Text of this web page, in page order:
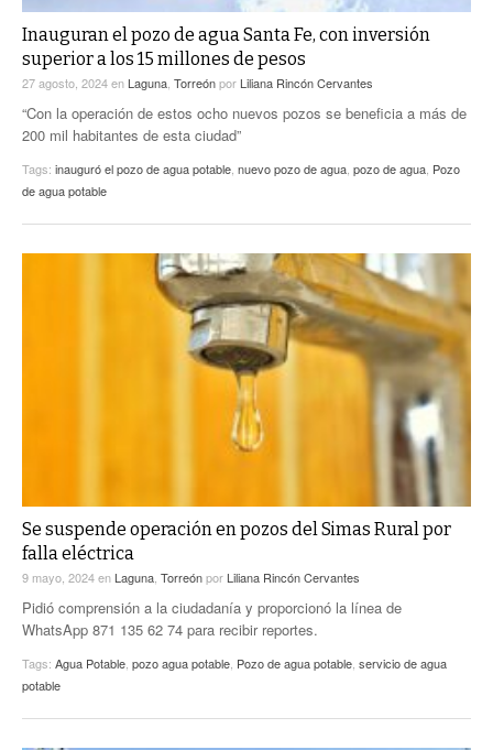
Inauguran el pozo de agua Santa Fe, con inversión
superior a los 15 millones de pesos
27 agosto, 2024en Laguna Torreónpor Liliana Rincón Cervantes
“Con la operación de estos ocho nuevos pozos se beneficia a más de
200 mil habitantes de esta ciudad”
Tags: inauguró el pozo de agua potable nuevo pozo de agua pozo de agua Pozo
de agua potable
Se suspende operación en pozos del Simas Rural por
falla eléctrica
9 mayo, 2024en Laguna, Torreónpor Liliana Rincón Cervantes
Pidió comprensión a la ciudadanía y proporcionó la línea de
WhatsApp 871 135 62 74 para recibir reportes.
Tags: Agua Potable, pozo agua potable, Pozo de agua potable, servicio de agua
potable